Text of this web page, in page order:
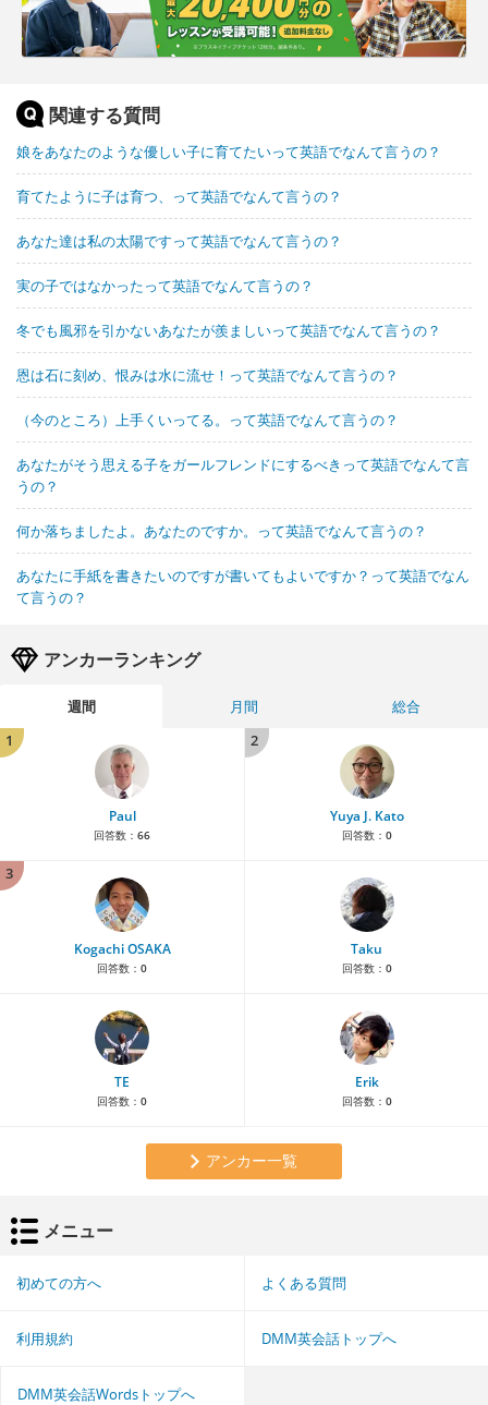
関連する質問
娘をあなたのような優しい子に育てたいって英語でなんて言うの？
育てたように子は育つ、って英語でなんて言うの？
あなた達は私の太陽ですって英語でなんて言うの？
実の子ではなかったって英語でなんて言うの？
冬でも風邪を引かないあなたが羨ましいって英語でなんて言うの？
恩は石に刻め、恨みは水に流せ！って英語でなんて言うの？
（今のところ）上手くいってる。って英語でなんて言うの？
あなたがそう思える子をガールフレンドにするべきって英語でなんて言
うの？
何か落ちましたよ。あなたのですか。って英語でなんて言うの？
あなたに手紙を書きたいのですが書いてもよいですか？って英語でなん
て言うの？
アンカーランキング
週間 月間
総合
1
Paul
回答数： 66
2
Yuya J. Kato
回答数： 0
3
Kogachi OSAKA
回答数： 0
Taku
回答数： 0
TE
回答数： 0
Erik
回答数： 0
アンカー一覧
メニュー
初めての方へ よくある質問
利用規約 DMM英会話トップへ
DMM英会話Wordsトップへ